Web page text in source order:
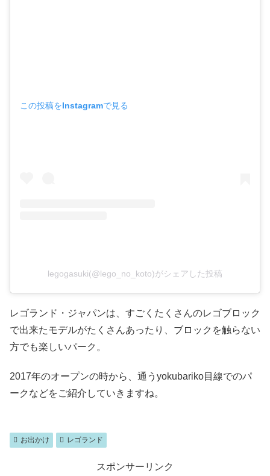
この投稿をInstagramで見る
legogasuki(@lego_no_koto)がシェアした投稿
レゴランド・ジャパンは、すごくたくさんのレゴブロック
で出来たモデルがたくさんあったり、ブロックを触らない
方でも楽しいパーク。
2017年のオープンの時から、通うyokubariko目線でのパ
ークなどをご紹介していきますね。
お出かけ レゴランド
スポンサーリンク